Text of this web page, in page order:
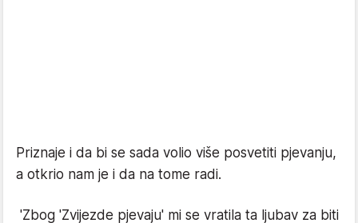
Priznaje i da bi se sada volio više posvetiti pjevanju,
a otkrio nam je i da na tome radi.
'Zbog 'Zvijezde pjevaju' mi se vratila ta ljubav za biti